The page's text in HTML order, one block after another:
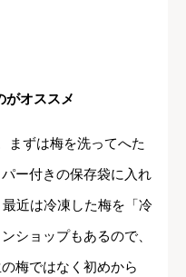
がオススメ
まずは梅を洗ってへた
ー付きの保存袋に入れ
近は冷凍した梅を「冷
ショップもあるので、
梅ではなく初めから